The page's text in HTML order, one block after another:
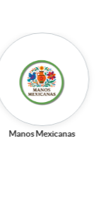
Manos Mexicanas